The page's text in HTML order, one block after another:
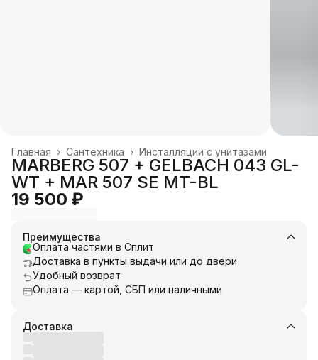
Инсталляции с унитазами
Сантехника ›
Главная ›
MARBERG 507 + GELBACH 043 GL-
WT + MAR 507 SE MT-BL
19 500 ₽
Преимущества
Оплата частями в Сплит
Доставка в пункты выдачи или до двери
Удобный возврат
Оплата — картой, СБП или наличными
Доставка